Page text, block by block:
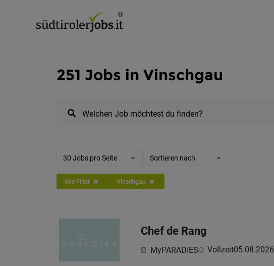
251 Jobs in Vinschgau
Welchen Job möchtest du finden?
30 Jobs pro Seite Sortieren nach
Alle Filter Vinschgau
Chef de Rang
MyPARADIES Vollzeit05.08.2026